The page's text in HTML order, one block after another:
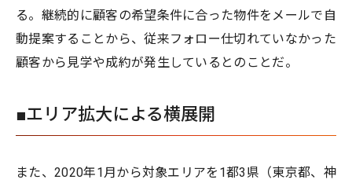
る。継続的に顧客の希望条件に合った物件をメールで自
動提案することから、従来フォロー仕切れていなかった
顧客から見学や成約が発生しているとのことだ。
■エリア拡大による横展開
また、2020年1月から対象エリアを1都3県（東京都、神